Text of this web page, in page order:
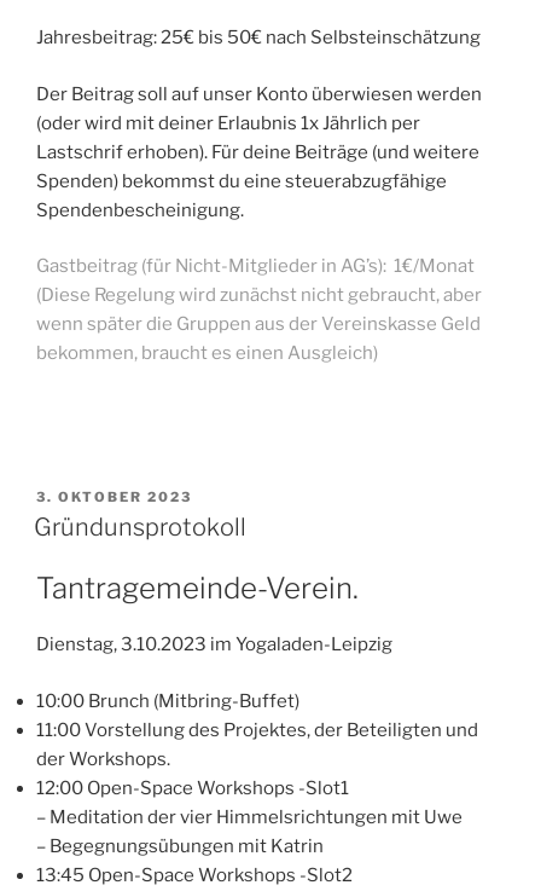
Jahresbeitrag: 25€ bis 50€ nach Selbsteinschätzung
Der Beitrag soll auf unser Konto überwiesen werden
(oder wird mit deiner Erlaubnis 1x Jährlich per
Lastschrif erhoben). Für deine Beiträge (und weitere
Spenden) bekommst du eine steuerabzugfähige
Spendenbescheinigung.
Gastbeitrag (für Nicht-Mitglieder in AG’s): 1€/Monat
(Diese Regelung wird zunächst nicht gebraucht, aber
wenn später die Gruppen aus der Vereinskasse Geld
bekommen, braucht es einen Ausgleich)
VERÖFFENTLICHT
AM
3. OKTOBER 2023
Gründunsprotokoll
Tantragemeinde-Verein.
Dienstag, 3.10.2023 im Yogaladen-Leipzig
10:00 Brunch (Mitbring-Buffet)
11:00 Vorstellung des Projektes, der Beteiligten und
der Workshops.
12:00 Open-Space Workshops -Slot1
– Meditation der vier Himmelsrichtungen mit Uwe
– Begegnungsübungen mit Katrin
13:45 Open-Space Workshops -Slot2